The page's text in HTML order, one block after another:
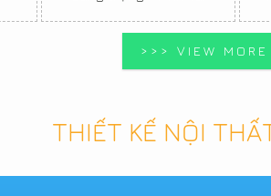
>>> VIEW MORE
THIẾT KẾ NỘI